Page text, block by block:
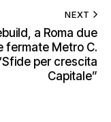
NEXT
a Roma due
fermate Metro C.
per crescita
Capitale”